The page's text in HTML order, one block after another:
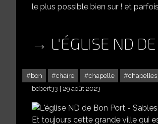
le plus possible bien sur ! et
L'ÉGLISE ND
bon chaire chapelle chapelles
bebert33
29 août 2023
Et toujours cette grande ville qui est